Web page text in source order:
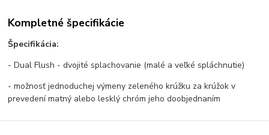
Kompletné špecifikácie
Špecifikácia:
- Dual Flush - dvojité splachovanie (malé a veľké spláchnutie)
- možnosť jednoduchej výmeny zeleného krúžku za krúžok v
prevedení matný alebo lesklý chróm jeho doobjednaním